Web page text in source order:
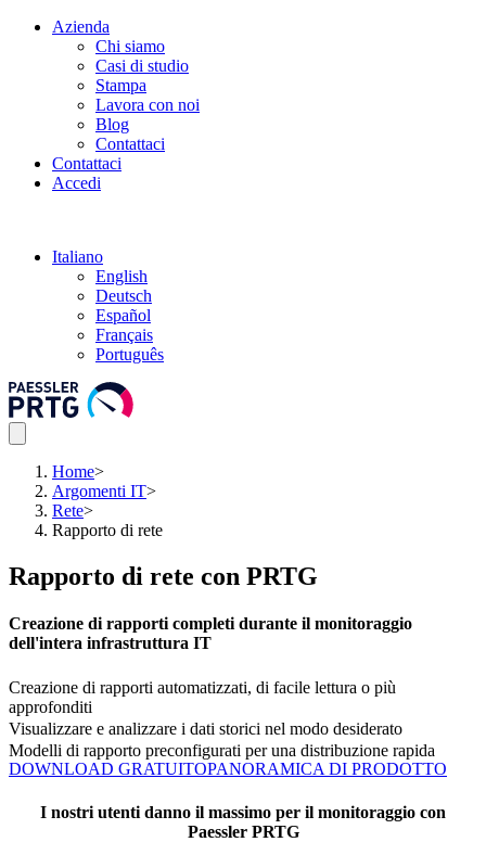
Azienda
Chi siamo
Casi di studio
Stampa
Lavora con noi
Blog
Contattaci
Contattaci
Accedi
Italiano
English
Deutsch
Español
Français
Português
Home>
Argomenti IT>
Rete>
Rapporto di rete
Rapporto di rete con PRTG
Creazione di rapporti completi durante il monitoraggio
dell'intera infrastruttura IT
Creazione di rapporti automatizzati, di facile lettura o più
approfonditi
Visualizzare e analizzare i dati storici nel modo desiderato
Modelli di rapporto preconfigurati per una distribuzione rapida
DOWNLOAD GRATUITOPANORAMICA DI PRODOTTO
I nostri utenti danno il massimo per il monitoraggio con
Paessler PRTG